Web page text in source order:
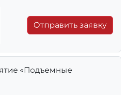
Отправить заявку
«Подъемные